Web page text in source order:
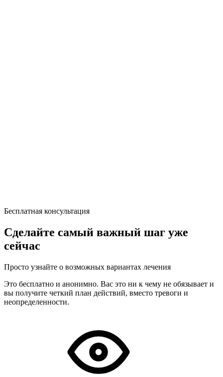
Бесплатная консультация
Сделайте самый важный шаг уже
сейчас
Просто узнайте о возможных вариантах лечения
Это бесплатно и анонимно. Вас это ни к чему не обязывает и
вы получите четкий план действий, вместо тревоги и
неопределенности.